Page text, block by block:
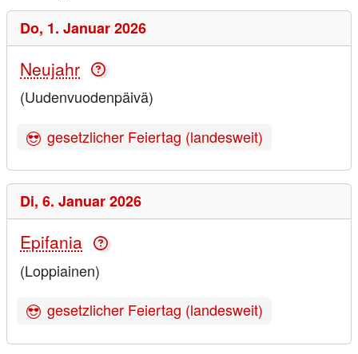
Do, 1. Januar 2026
Neujahr
(Uudenvuodenpäivä)
gesetzlicher Feiertag (landesweit)
Di, 6. Januar 2026
Epifania
(Loppiainen)
gesetzlicher Feiertag (landesweit)